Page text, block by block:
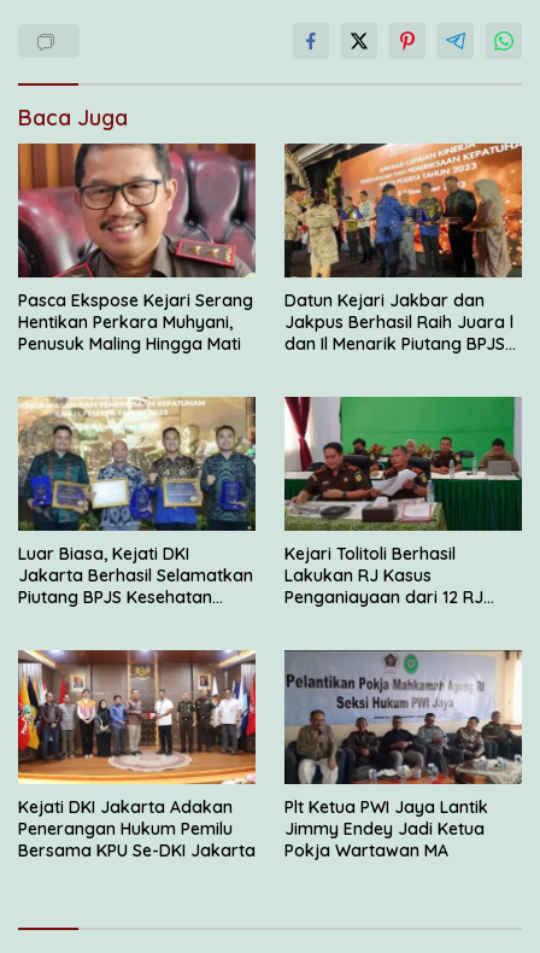
Baca Juga
Pasca Ekspose Kejari Serang
Hentikan Perkara Muhyani,
Penusuk Maling Hingga Mati
Datun Kejari Jakbar dan
Jakpus Berhasil Raih Juara l
dan Il Menarik Piutang BPJS
Luar Biasa, Kejati DKI
Jakarta Berhasil Selamatkan
Piutang BPJS Kesehatan
Kejari Tolitoli Berhasil
Lakukan RJ Kasus
Penganiayaan dari 12 RJ
Kejati DKI Jakarta Adakan
Penerangan Hukum Pemilu
Bersama KPU Se-DKI Jakarta
Plt Ketua PWI Jaya Lantik
Jimmy Endey Jadi Ketua
Pokja Wartawan MA